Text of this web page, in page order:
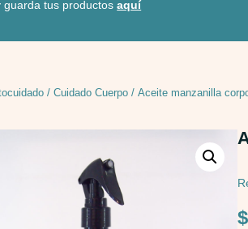
guarda tus productosaquí
/ Cuidado Cuerpo/ Aceite manzanilla
$